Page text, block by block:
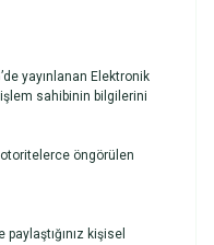
yayınlanan Elektronik
işlem sahibinin bilgilerini
öngörülen
kişisel